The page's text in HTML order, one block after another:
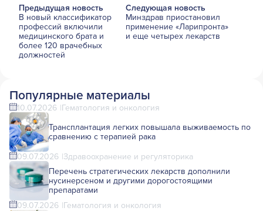
Предыдущая новость
В новый классификатор
профессий включили
медицинского брата и
более 120 врачебных
должностей
Следующая новость
Минздрав приостановил
применение «Ларипронта»
и еще четырех лекарств
Популярные материалы
10.07.2026 Гематология и онкология
Трансплантация легких повышала выживаемость по
сравнению с терапией рака
09.07.2026 Здравоохранение и регуляторика
Перечень стратегических лекарств дополнили
нусинерсеном и другими дорогостоящими
препаратами
09.07.2026 Гематология и онкология